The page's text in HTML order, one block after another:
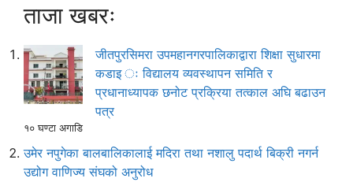
ताजा खबरः
जीतपुरसिमरा उपमहानगरपालिकाद्वारा शिक्षा सुधारमा
कडाइ ः विद्यालय व्यवस्थापन समिति र
प्रधानाध्यापक छनोट प्रक्रिया तत्काल अघि बढाउन
पत्र
१० घण्टा अगाडि
उमेर नपुगेका बालबालिकालाई मदिरा तथा नशालु पदार्थ बिक्री नगर्न
उद्योग वाणिज्य संघको अनुरोध